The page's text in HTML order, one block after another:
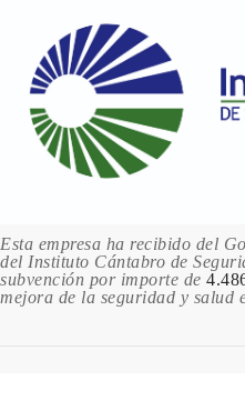
Esta empresa ha recibido del
del Instituto Cántabro de
subvención por importe de
mejora de la seguridad y salud